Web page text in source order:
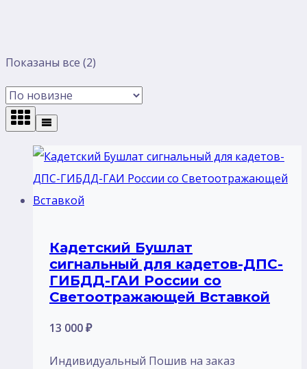
Показаны все (2)
самые
недавние
Кадетский Бушлат
сигнальный для кадетов-ДПС-
ГИБДД-ГАИ России со
Светоотражающей Вставкой
13 000₽
Индивидуальный Пошив на заказ